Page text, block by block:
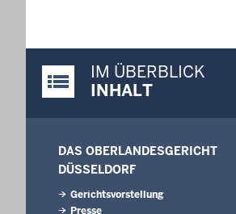
Justiz-Portal im Überblick:
IM ÜBERBLICK
INHALT
DAS OBERLANDESGERICHT
DÜSSELDORF
Gerichtsvorstellung
Presse